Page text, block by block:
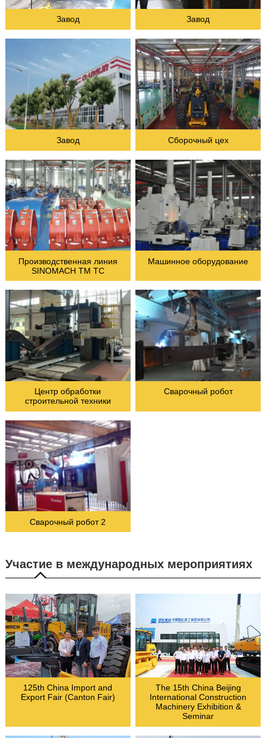
Завод Завод
Завод Сборочный цех
Производственная линия
SINOMACH TM TC
Машинное оборудование
Центр обработки
строительной техники
Сварочный робот
Сварочный робот 2
Участие в международных мероприятиях
125th China Import and
Export Fair (Canton Fair)
The 15th China Beijing
International Construction
Machinery Exhibition &
Seminar